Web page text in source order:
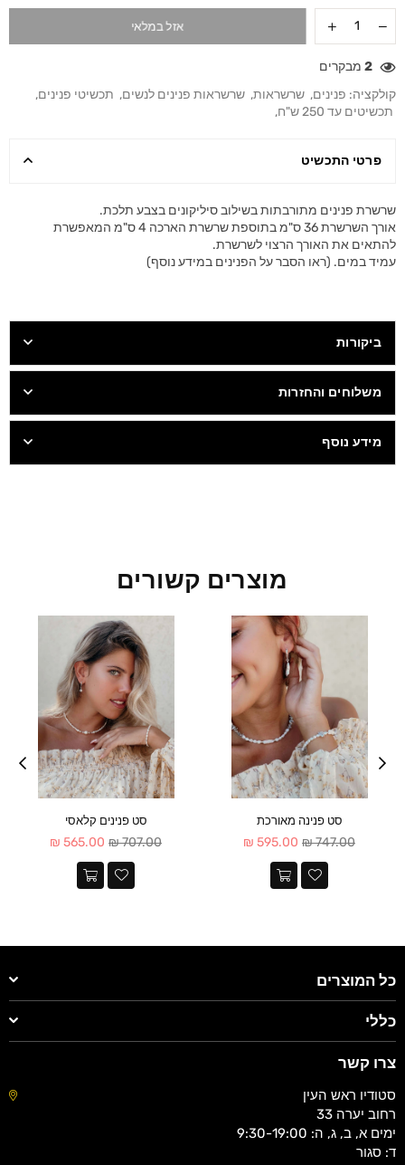
אזל במלאי
2 מבקרים
קולקציה: פנינים, שרשראות, שרשראות פנינים לנשים, תכשיטי פנינים,
תכשיטים עד 250 ש"ח
,
פרטי התכשיט
שרשרת פנינים מתורבתות בשילוב סיליקונים בצבע תלכת.
אורך השרשרת 36 ס"מ בתוספת שרשרת הארכה 4 ס"מ המאפשרת
להתאים את האורך הרצוי לשרשרת.
עמיד במים. (ראו הסבר על הפנינים במידע נוסף)
ביקורות
משלוחים והחזרות
מידע נוסף
מוצרים קשורים
סט פנינה מאורכת
מחיר
747.00 ₪
595.00 ₪
סט פנינים קלאסי
מחיר
707.00 ₪
565.00 ₪
כל המוצרים
כללי
צרו קשר
סטודיו ראש העין
רחוב יערה 33
ימים א, ב, ג, ה: 9:30-19:00
ד: סגור